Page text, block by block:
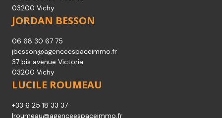
CÉCILE SAAD-BOUZID
+33650380958
cecile.saad@hotmail.fr
37 bis avenue Victoria
03200 Vichy
JEAN-MICHEL BORIES
contact@agenceespaceimmo.fr
37 bis avenue Victoria